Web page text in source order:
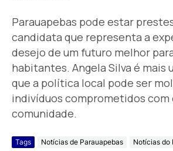
Parauapebas pode estar
candidata que representa a
desejo de um futuro melhor
habitantes. Angela Silva é mais
que a política local pode ser
indivíduos comprometidos com
comunidade.
Tags Notícias de Parauapebas Notícias do